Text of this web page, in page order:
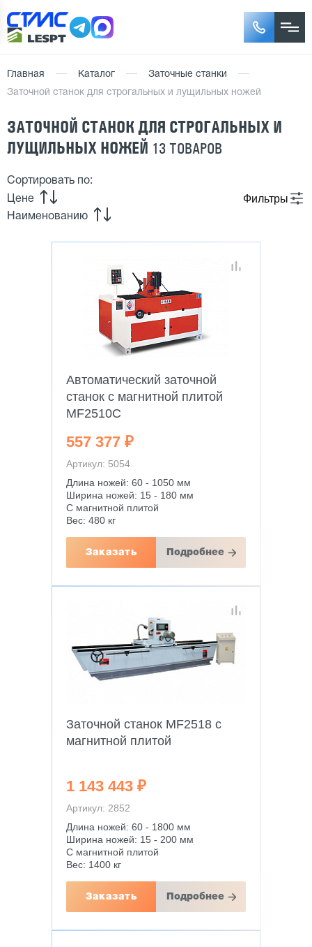
Главная Каталог
Заточные станки
Заточной станок для строгальных и лущильных ножей
ЗАТОЧНОЙ СТАНОК ДЛЯ СТРОГАЛЬНЫХ И
ЛУЩИЛЬНЫХ НОЖЕЙ 13 ТОВАРОВ
Фильтры
Сортировать по:
Цене
Наименованию
Автоматический заточной
станок с магнитной плитой
MF2510C
557 377 ₽
Артикул: 5054
Длина ножей: 60 - 1050 мм
Ширина ножей: 15 - 180 мм
С магнитной плитой
Вес: 480 кг
Заказать Подробнее
Заточной станок MF2518 с
магнитной плитой
1 143 443 ₽
Артикул: 2852
Длина ножей: 60 - 1800 мм
Ширина ножей: 15 - 200 мм
С магнитной плитой
Вес: 1400 кг
Заказать Подробнее